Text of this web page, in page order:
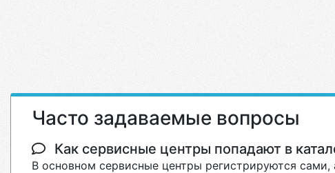
Часто задаваемые вопросы
Как сервисные центры попадают в
В основном сервисные центры регистрируются